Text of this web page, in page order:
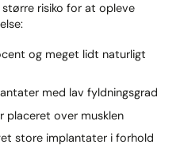
større risiko for at opleve
og meget lidt naturligt
med lav fyldningsgrad
placeret over musklen
store implantater i forhold